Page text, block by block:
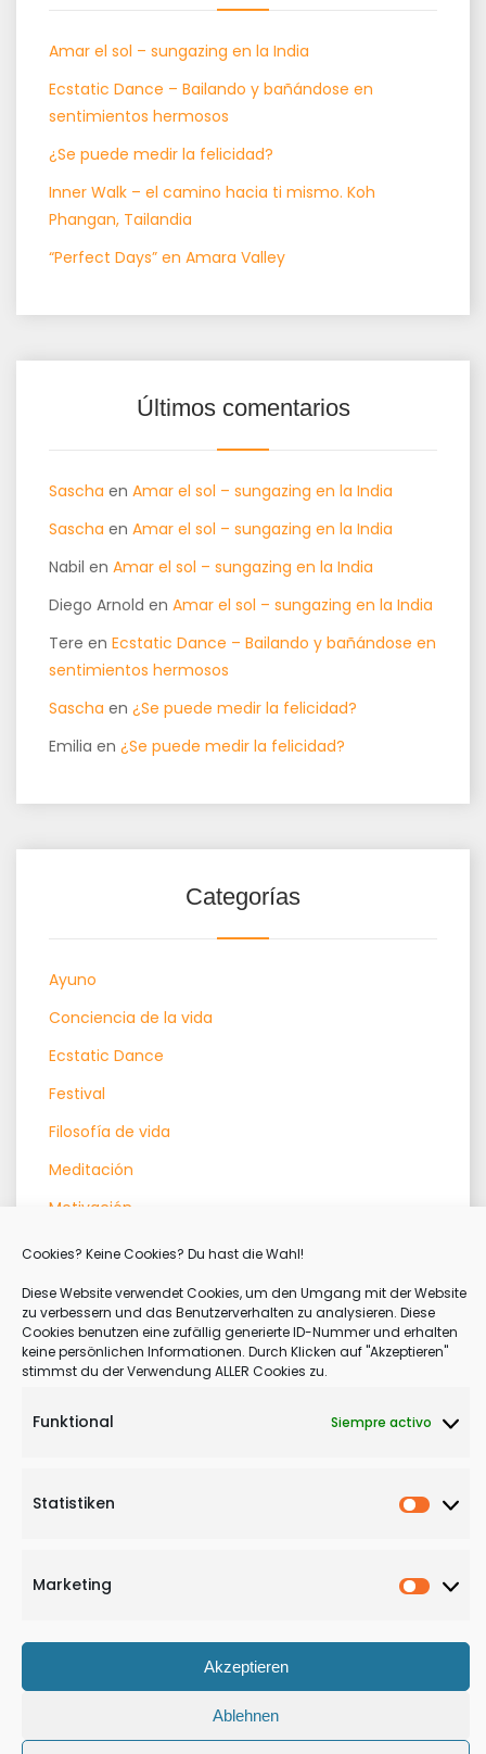
Cookies? Keine Cookies? Du hast die Wahl!
Diese Website verwendet Cookies, um den Umgang mit der Website
zu verbessern und das Benutzerverhalten zu analysieren. Diese
Cookies benutzen eine zufällig generierte ID-Nummer und erhalten
keine persönlichen Informationen. Durch Klicken auf "Akzeptieren"
stimmst du der Verwendung ALLER Cookies zu.
Funktional Siempre activo
Statistiken
Marketing
Akzeptieren
Ablehnen
Amar el sol – sungazing en la India
Ecstatic Dance – Bailando y bañándose en
sentimientos hermosos
¿Se puede medir la felicidad?
Inner Walk – el camino hacia ti mismo. Koh
Phangan, Tailandia
“Perfect Days” en Amara Valley
Últimos comentarios
Sascha en Amar el sol – sungazing en la India
Sascha en Amar el sol – sungazing en la India
Nabil en Amar el sol – sungazing en la India
Diego Arnold en Amar el sol – sungazing en la India
Tere en Ecstatic Dance – Bailando y bañándose en
sentimientos hermosos
Sascha en ¿Se puede medir la felicidad?
Emilia en ¿Se puede medir la felicidad?
Categorías
Ayuno
Conciencia de la vida
Ecstatic Dance
Festival
Filosofía de vida
Meditación
Motivación
Qigong
Terapia
Terapia corporal
© Copyright 2025 - Sascha Siebenmorgen